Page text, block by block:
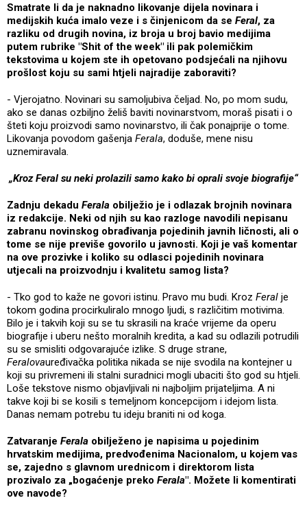
Smatrate li da je naknadno likovanje dijela novinara i
medijskih kuća imalo veze i s činjenicom da se Feral, za
razliku od drugih novina, iz broja u broj bavio medijima
putem rubrike "Shit of the week" ili pak polemičkim
tekstovima u kojem ste ih opetovano podsjećali na njihovu
prošlost koju su sami htjeli najradije zaboraviti?
- Vjerojatno. Novinari su samoljubiva čeljad. No, po mom sudu,
ako se danas ozbiljno želiš baviti novinarstvom, moraš pisati i o
šteti koju proizvodi samo novinarstvo, ili čak ponajprije o tome.
Likovanja povodom gašenja Ferala, doduše, mene nisu
uznemiravala.
„Kroz Feral su neki prolazili samo kako bi oprali svoje biografije“
Zadnju dekadu Ferala obilježio je i odlazak brojnih novinara
iz redakcije. Neki od njih su kao razloge navodili nepisanu
zabranu novinskog obrađivanja pojedinih javnih ličnosti, ali o
tome se nije previše govorilo u javnosti. Koji je vaš komentar
na ove prozivke i koliko su odlasci pojedinih novinara
utjecali na proizvodnju i kvalitetu samog lista?
- Tko god to kaže ne govori istinu. Pravo mu budi. Kroz Feral je
tokom godina procirkuliralo mnogo ljudi, s različitim motivima.
Bilo je i takvih koji su se tu skrasili na kraće vrijeme da operu
biografije i uberu nešto moralnih kredita, a kad su odlazili potrudili
su se smisliti odgovarajuće izlike. S druge strane,
Feralovauređivačka politika nikada se nije svodila na kontejner u
koji su privremeni ili stalni suradnici mogli ubaciti što god su htjeli.
Loše tekstove nismo objavljivali ni najboljim prijateljima. A ni
takve koji bi se kosili s temeljnom koncepcijom i idejom lista.
Danas nemam potrebu tu ideju braniti ni od koga.
Zatvaranje Ferala obilježeno je napisima u pojedinim
hrvatskim medijima, predvođenima Nacionalom, u kojem vas
se, zajedno s glavnom urednicom i direktorom lista
prozivalo za „bogaćenje preko Ferala". Možete li komentirati
ove navode?